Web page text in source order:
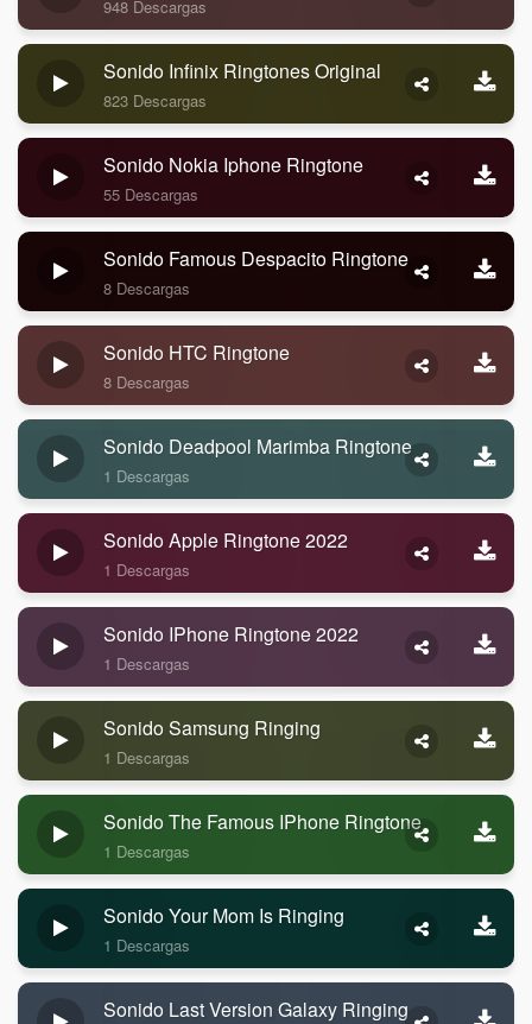
948 Descargas
Sonido Infinix Ringtones Original
823 Descargas
Sonido Nokia Iphone Ringtone
55 Descargas
Sonido Famous Despacito Ringtone
8 Descargas
Sonido HTC Ringtone
8 Descargas
Sonido Deadpool Marimba Ringtone
1 Descargas
Sonido Apple Ringtone 2022
1 Descargas
Sonido IPhone Ringtone 2022
1 Descargas
Sonido Samsung Ringing
1 Descargas
Sonido The Famous IPhone Ringtone
1 Descargas
Sonido Your Mom Is Ringing
1 Descargas
Sonido Last Version Galaxy Ringing